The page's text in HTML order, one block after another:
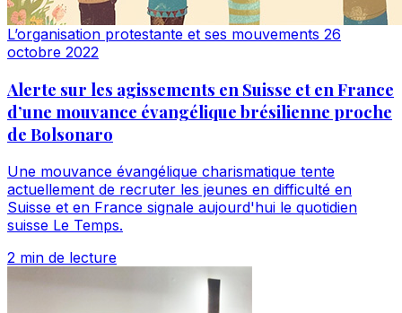
L’organisation protestante et ses mouvements 26
octobre 2022
Alerte sur les agissements en Suisse et en France
d’une mouvance évangélique brésilienne proche
de Bolsonaro
Une mouvance évangélique charismatique tente
actuellement de recruter les jeunes en difficulté en
Suisse et en France signale aujourd'hui le quotidien
suisse Le Temps.
2 min de lecture